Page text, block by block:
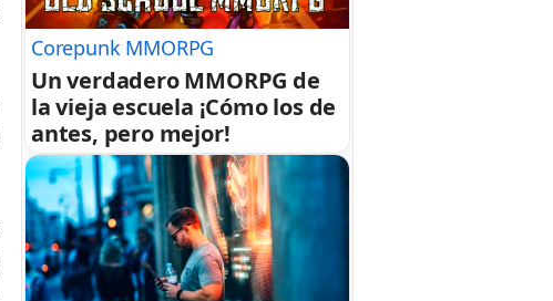
Corepunk MMORPG
Un verdadero MMORPG de
la vieja escuela ¡Cómo los de
antes, pero mejor!